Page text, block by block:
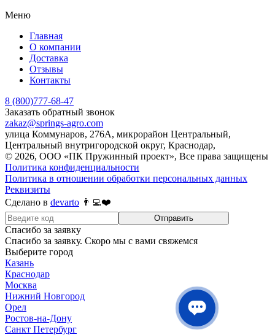
Меню
Главная
О компании
Доставка
Отзывы
Контакты
8 (800)777-68-47
Заказать обратный звонок
zakaz@springs-agro.com
улица Коммунаров, 276А, микрорайон Центральный,
Центральный внутригородской округ, Краснодар,
© 2026, ООО «ПК Пружинный проект», Все права защищены
Политика конфиденциальности
Политика в отношении обработки персональных данных
Реквизиты
Сделано в devarto 👨‍💻❤️
Отправить
Спасибо за заявку
Спасибо за заявку. Скоро мы с вами свяжемся
Выберите город
Казань
Краснодар
Москва
Нижний Новгород
Орел
Ростов-на-Дону
Санкт Петербург